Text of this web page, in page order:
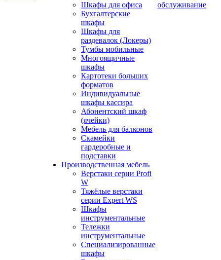
Шкафы для офиса
Бухгалтерские
шкафы
Шкафы для
раздевалок (Локеры)
Тумбы мобильные
Многоящичные
шкафы
Картотеки больших
форматов
Индивидуальные
шкафы кассира
Абонентский шкаф
(ячейки)
Мебель для балконов
Скамейки
гардеробные и
подставки
Производственная мебель
Верстаки серии Profi
W
Тяжёлые верстаки
серии Expert WS
Шкафы
инструментальные
Тележки
инструментальные
Cпециализированные
шкафы
обслуживание